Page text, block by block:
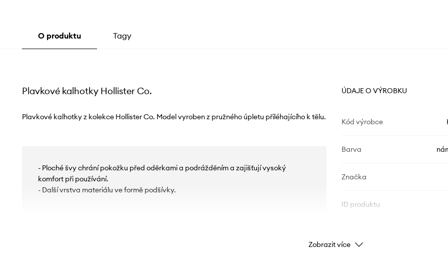
O produktu Tagy
Plavkové kalhotky Hollister Co.
Plavkové kalhotky z kolekce Hollister Co. Model vyroben z pružného úpletu přiléhajícího k tělu.
- Ploché švy chrání pokožku před oděrkami a podrážděním a zajišťují vysoký
komfort při používání.
- Další vrstva materiálu ve formě podšívky.
ÚDAJE O VÝROBKU
Kód výrobce
Barva
Značka
ID produktu
Zobrazit více